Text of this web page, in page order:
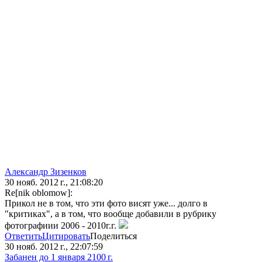
Александр Зизенков
30 нояб. 2012 г., 21:08:20
Re[nik oblomow]:
Прикол не в том, что эти фото висят уже... долго в
"критиках", а в том, что вообще добавили в рубрику
фотографиии 2006 - 2010г.г.
ОтветитьЦитироватьПоделиться
30 нояб. 2012 г., 22:07:59
Забанен до 1 января 2100 г.